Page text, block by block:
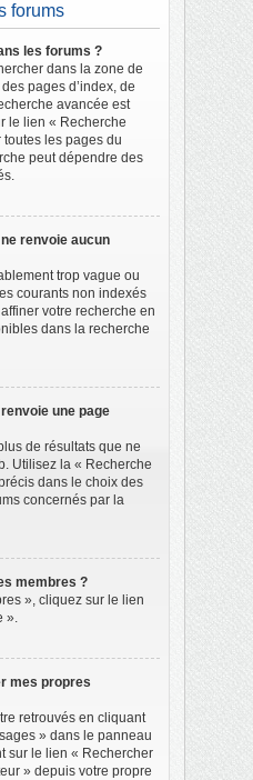
forums
les forums ?
dans la zone de
pages d’index, de
avancée est
le lien « Recherche
les pages du
peut dépendre des
renvoie aucun
trop vague ou
courants non indexés
votre recherche en
dans la recherche
une page
de résultats que ne
Utilisez la « Recherche
dans le choix des
concernés par la
membres ?
», cliquez sur le lien
».
mes propres
retrouvés en cliquant
» dans le panneau
sur le lien « Rechercher
» depuis votre propre